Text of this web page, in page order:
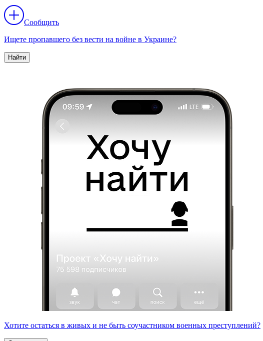
Сообщить
Ищете пропавшего без вести на войне в Украине?
Найти
Хотите остаться в живых и не быть соучастником военных преступлений?